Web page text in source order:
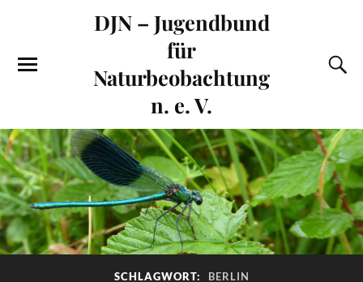
DJN – Jugendbund
für
Naturbeobachtung
n. e. V.
SCHLAGWORT: BERLIN